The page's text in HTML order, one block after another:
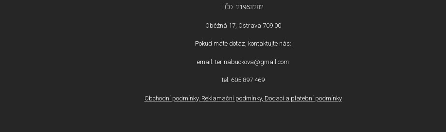
IČO: 21963282
Oběžná 17, Ostrava 709 00
Pokud máte dotaz, kontaktujte nás:
email: terinabuckova@gmail.com
tel: 605 897 469
Obchodní podmínky, Reklamační podmínky, Dodací a platební podmínky